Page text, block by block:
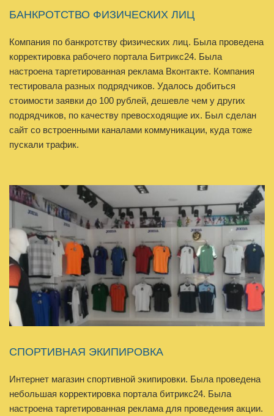
БАНКРОТСТВО ФИЗИЧЕСКИХ ЛИЦ
Компания по банкротству физических лиц. Была проведена
корректировка рабочего портала Битрикс24. Была
настроена таргетированная реклама Вконтакте. Компания
тестировала разных подрядчиков. Удалось добиться
стоимости заявки до 100 рублей, дешевле чем у других
подрядчиков, по качеству превосходящие их. Был сделан
сайт со встроенными каналами коммуникации, куда тоже
пускали трафик.
СПОРТИВНАЯ ЭКИПИРОВКА
Интернет магазин спортивной экипировки. Была проведена
небольшая корректировка портала битрикс24. Была
настроена таргетированная реклама для проведения акции.